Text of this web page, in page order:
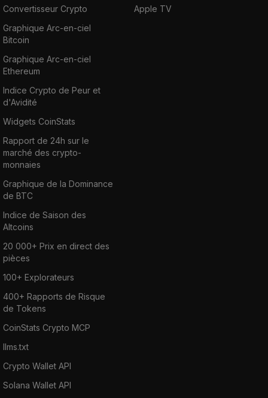
Convertisseur Crypto
Graphique Arc-en-ciel
Bitcoin
Graphique Arc-en-ciel
Ethereum
Indice Crypto de Peur et
d'Avidité
Widgets CoinStats
Rapport de 24h sur le
marché des crypto-
monnaies
Graphique de la Dominance
de BTC
Indice de Saison des
Altcoins
20 000+ Prix en direct des
pièces
100+ Explorateurs
400+ Rapports de Risque
de Tokens
CoinStats Crypto MCP
llms.txt
Crypto Wallet API
Solana Wallet API
Apple TV